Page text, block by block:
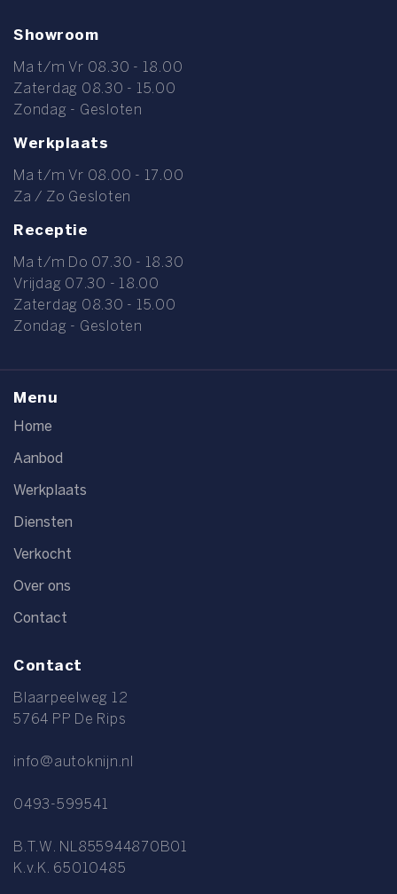
Showroom
Ma t/m Vr 08.30 - 18.00
Zaterdag 08.30 - 15.00
Zondag - Gesloten
Werkplaats
Ma t/m Vr 08.00 - 17.00
Za / Zo Gesloten
Receptie
Ma t/m Do 07.30 - 18.30
Vrijdag 07.30 - 18.00
Zaterdag 08.30 - 15.00
Zondag - Gesloten
Menu
Home
Aanbod
Werkplaats
Diensten
Verkocht
Over ons
Contact
Contact
Blaarpeelweg 12
5764 PP De Rips
info@autoknijn.nl
0493-599541
B.T.W. NL855944870B01
K.v.K. 65010485